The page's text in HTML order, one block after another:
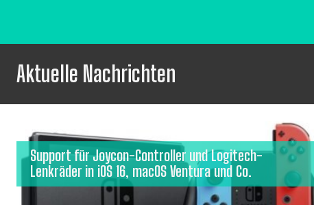
Aktuelle Nachrichten
Support für Joycon-Controller und Logitech-
Lenkräder in iOS 16, macOS Ventura und Co.